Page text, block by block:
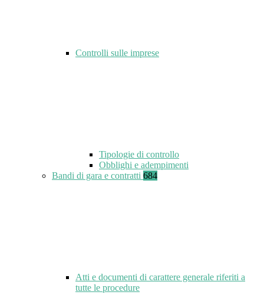
Controlli sulle imprese
Tipologie di controllo
Obblighi e adempimenti
Bandi di gara e contratti 684
Atti e documenti di carattere generale riferiti a
tutte le procedure